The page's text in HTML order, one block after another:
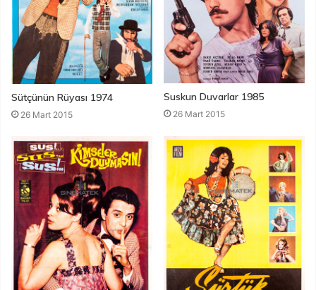
Sütçünün Rüyası 1974
26 Mart 2015
Suskun Duvarlar 1985
26 Mart 2015